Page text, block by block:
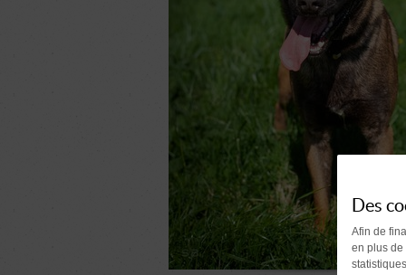
Des
Afin de
en plus